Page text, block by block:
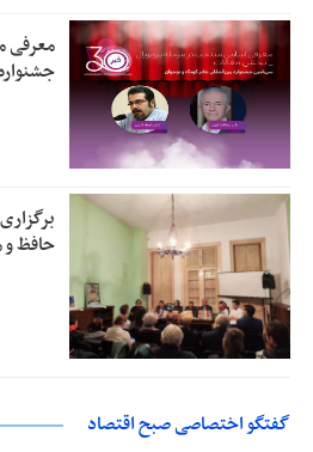
معرفی
حافظ و
گفتگو اختصاصی صبح اقتصاد